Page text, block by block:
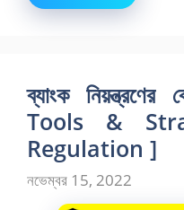
ব্যাংক
Tools &
Regulation ]
নভেম্বর 15, 2022